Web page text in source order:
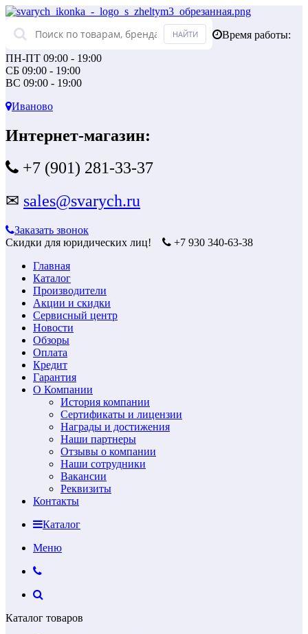
Время работы:
ПН-ПТ 09:00 - 19:00
СБ 09:00 - 19:00
ВС 09:00 - 19:00
Иваново
Интернет-магазин:
+7 (901) 281-33-37
✉ sales@svarych.ru
Заказать звонок
Скидки для юридических лиц!
+7 930 340-63-38
Главная
Каталог
Производители
Акции и скидки
Сервисный центр
Новости
Обзоры
Оплата
Кредит
Гарантия
О Компании
История компании
Сертификаты и лицензии
Награды и достижения
Наши партнеры
Отзывы о компании
Наши сотрудники
Вакансии
Реквизиты
Контакты
Каталог
Меню
Каталог товаров